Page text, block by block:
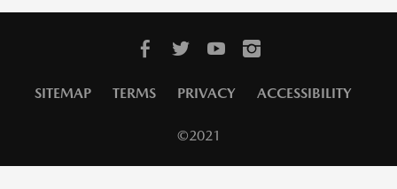
SITEMAP TERMS PRIVACY ACCESSIBILITY
©2021